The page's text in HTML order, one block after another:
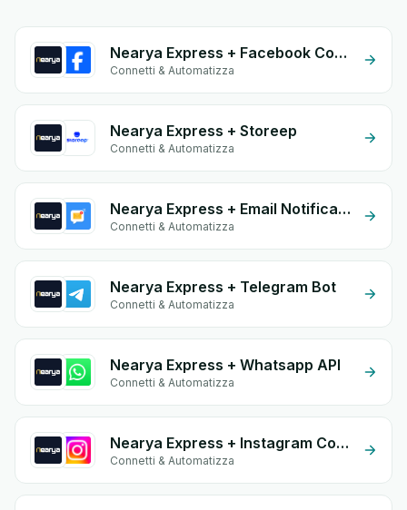
Nearya Express + Facebook Commerce
Connetti & Automatizza
Nearya Express + Storeep
Connetti & Automatizza
Nearya Express + Email Notifications by eGrow
Connetti & Automatizza
Nearya Express + Telegram Bot
Connetti & Automatizza
Nearya Express + Whatsapp API
Connetti & Automatizza
Nearya Express + Instagram Comment
Connetti & Automatizza